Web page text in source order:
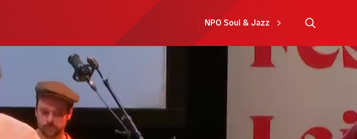
NPO Soul & Jazz